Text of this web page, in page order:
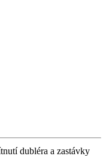
dubléra a zastávky